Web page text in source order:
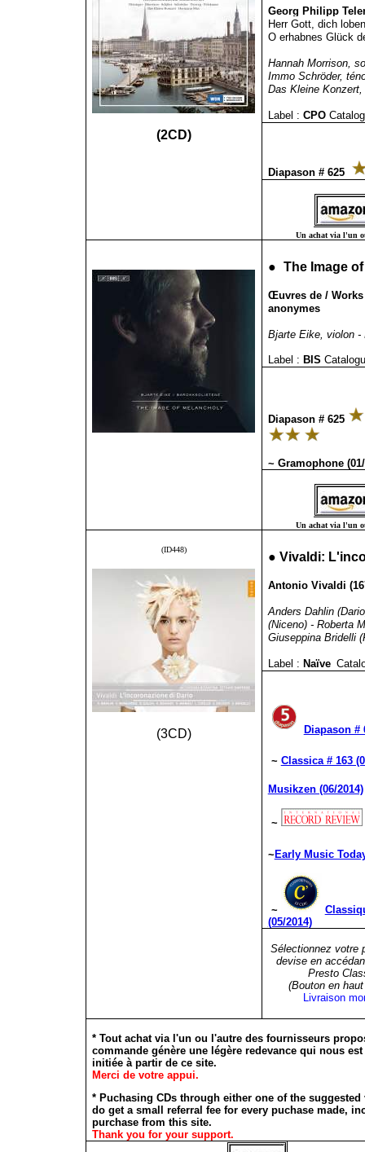
(2CD)
Georg Philipp
Herr Gott, dich
O erhabnes Glück
Hannah Morrison,
Immo Schröder,
Das Kleine
Label : CPO
Diapason # 625
Un achat via l'un
● The Image
Œuvres de /
anonymes
Bjarte Eike, violon -
Label : BIS
Diapason # 625
~ Gramophone
Un achat via l'un
(ID448)
(3CD)
● Vivaldi:
Antonio Vivaldi
Anders Dahlin
(Niceno) - Roberta
Giuseppina Bridelli
Label : Naïve
Diapason #
~ Classica # 163
Musikzen (06/2014)
~
~ Early Music
~
(05/2014)
Sélectionnez votre
devise en
Presto
(Bouton en
Livraison
* Tout achat via l'un ou l'autre des fournisseurs
commande génère une légère redevance qui nous
initiée à partir de ce site.
Merci de votre appui.
* Puchasing CDs through either one of the
do get a small referral fee for every puchase made,
purchase from this site.
Thank you for your support.